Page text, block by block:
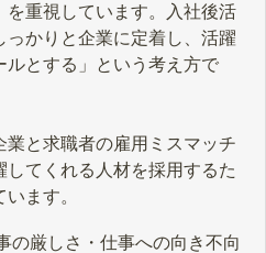
を重視しています。入社後活
かりと企業に定着し、活躍
とする」という考え方で
と求職者の雇用ミスマッチ
てくれる人材を採用するた
ます。
の厳しさ・仕事への向き不向